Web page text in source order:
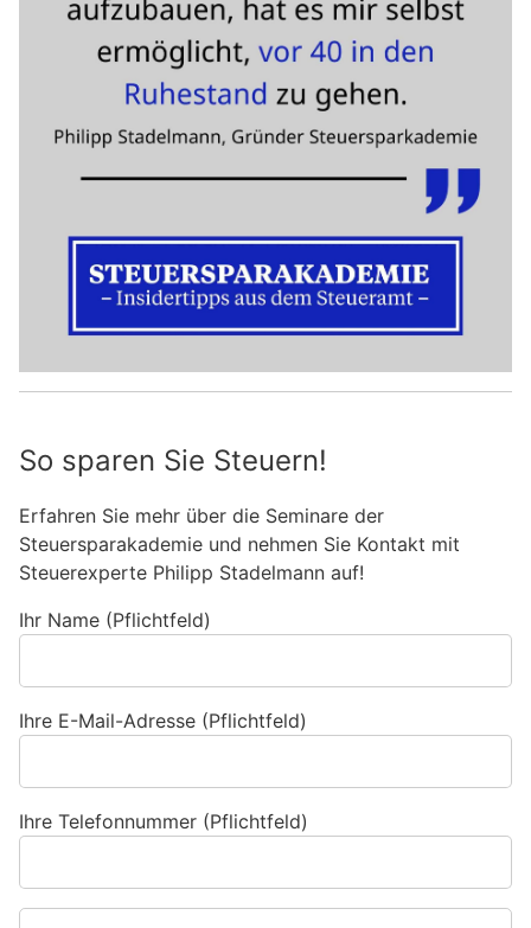
So sparen Sie Steuern!
Erfahren Sie mehr über die Seminare der
Steuersparakademie und nehmen Sie Kontakt mit
Steuerexperte Philipp Stadelmann auf!
Ihr Name (Pflichtfeld)
Ihre E-Mail-Adresse (Pflichtfeld)
Ihre Telefonnummer (Pflichtfeld)